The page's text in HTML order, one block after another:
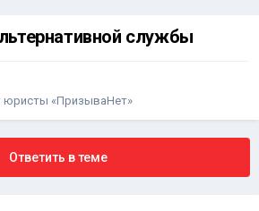
службы
юристы «ПризываНет»
Ответить в теме